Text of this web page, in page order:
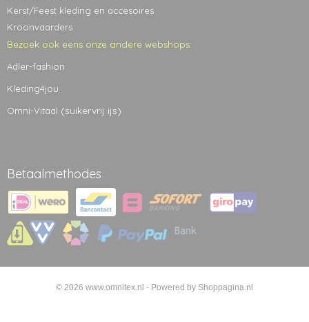
Kerst/Feest kleding en accesoires
Kroonvaarders
Bezoek ook eens onze andere webshops:
Adler-fashion
Kleding4jou
Omni-Vitaal (suikervrij ijs)
Betaalmethodes
© 2026 www.omnitex.nl - Powered by Shoppagina.nl